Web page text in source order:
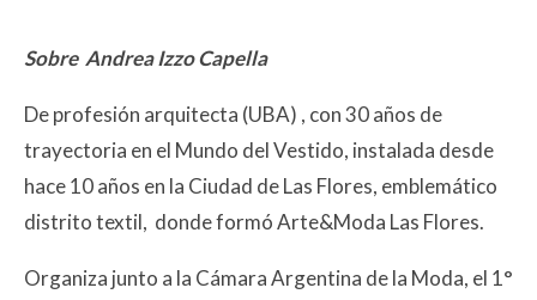
Sobre Andrea Izzo Capella
De profesión arquitecta (UBA) , con 30 años de
trayectoria en el Mundo del Vestido, instalada desde
hace 10 años en la Ciudad de Las Flores, emblemático
distrito textil, donde formó Arte&Moda Las Flores.
Organiza junto a la Cámara Argentina de la Moda, el 1°